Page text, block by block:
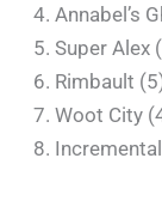
Annabel’s
Super Alex
Rimbault
Woot City